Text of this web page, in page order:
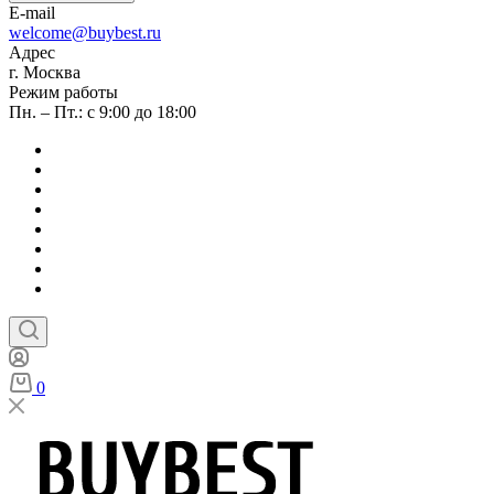
E-mail
welcome@buybest.ru
Адрес
г. Москва
Режим работы
Пн. – Пт.: с 9:00 до 18:00
0